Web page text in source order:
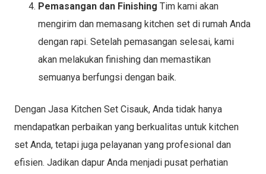
Pemasangan dan Finishing Tim kami akan
mengirim dan memasang kitchen set di rumah Anda
dengan rapi. Setelah pemasangan selesai, kami
akan melakukan finishing dan memastikan
semuanya berfungsi dengan baik.
Dengan Jasa Kitchen Set Cisauk, Anda tidak hanya
mendapatkan perbaikan yang berkualitas untuk kitchen
set Anda, tetapi juga pelayanan yang profesional dan
efisien. Jadikan dapur Anda menjadi pusat perhatian